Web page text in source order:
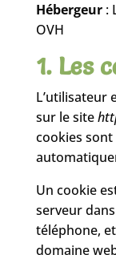
Hébergeur:
OVH
1. Les
L’utilisateur
sur le site
cookies sont
Un cookie
serveur
téléphone,
domaine